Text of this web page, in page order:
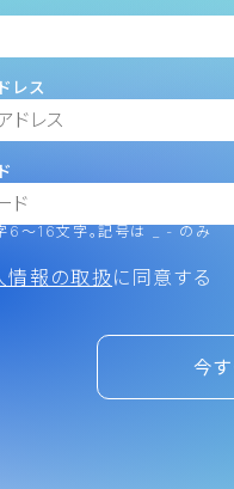
レス
6～16文字。記号は _ - のみ
情報の取扱に同意する
今す